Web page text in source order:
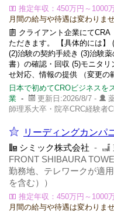
推定年収：450万円～
月間の給与や待遇は変わりま
クライアント企業にて
ただきます。 【具体的には】
(2)治験の契約手続き (3)治験
書）の確認・回収 (5)モニタ
せ対応、情報の提供 （変更の
日本で初めてCROビジネスを
業 - 更新日:2026/8/7 -
師理系大卒・院卒CRC経験者
リーディングカンパ
シミック株式会社 -
FRONT SHIBAURA
勤務地、テレワークが適
を含む））
推定年収：450万円～
月間の給与や待遇は変わりま